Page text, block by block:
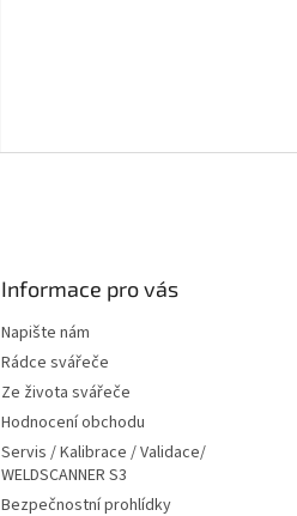
Informace pro vás
Napište nám
Rádce svářeče
Ze života svářeče
Hodnocení obchodu
Servis / Kalibrace / Validace/
WELDSCANNER S3
Bezpečnostní prohlídky